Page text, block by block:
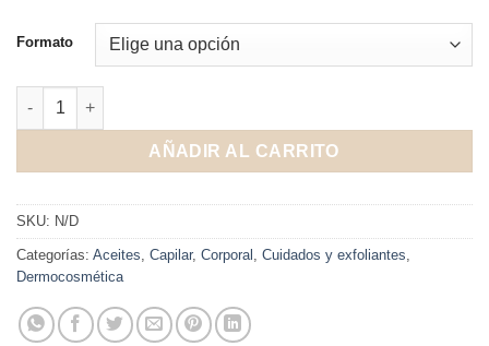
Formato
RuedaFarma Aceite de Árbol cantidad
AÑADIR AL CARRITO
SKU: N/D
Categorías: Aceites Capilar, Corporal Cuidados y exfoliantes
Dermocosmética